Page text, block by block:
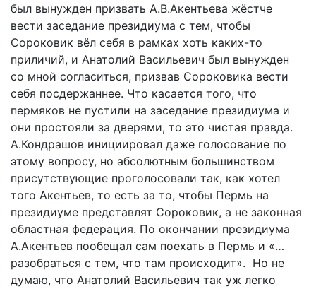
был вынужден призвать А.В.Акентьева жёстче
вести заседание президиума с тем, чтобы
Сороковик вёл себя в рамках хоть каких-то
приличий, и Анатолий Васильевич был вынужден
со мной согласиться, призвав Сороковика вести
себя посдержаннее. Что касается того, что
пермяков не пустили на заседание президиума и
они простояли за дверями, то это чистая правда.
А.Кондрашов инициировал даже голосование по
этому вопросу, но абсолютным большинством
присутствующие проголосовали так, как хотел
того Акентьев, то есть за то, чтобы Пермь на
президиуме представлят Сороковик, а не законная
областная федерация. По окончании президиума
А.Акентьев пообещал сам поехать в Пермь и «…
разобраться с тем, что там происходит». Но не
думаю, что Анатолий Васильевич так уж легко